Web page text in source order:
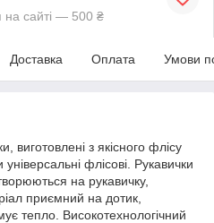
на сайті — 500 ₴
Доставка Оплата Умови
виготовлені з якісного флісу
флісові. Рукавички
на рукавичку,
приємний на дотик,
тепло. Високотехнологічний